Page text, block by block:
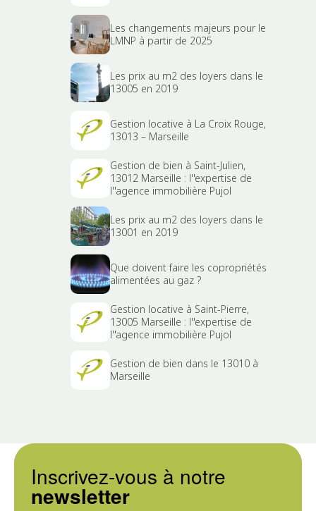
Les changements majeurs pour le
LMNP à partir de 2025
Les prix au m2 des loyers dans le
13005 en 2019
Gestion locative à La Croix Rouge,
13013 – Marseille
Gestion de bien à Saint-Julien,
13012 Marseille : l''expertise de
l''agence immobilière Pujol
Les prix au m2 des loyers dans le
13001 en 2019
Que doivent faire les copropriétés
alimentées au gaz ?
Gestion locative à Saint-Pierre,
13005 Marseille : l''expertise de
l''agence immobilière Pujol
Gestion de bien dans le 13010 à
Marseille
Inscrivez-vous à notre
newsletter